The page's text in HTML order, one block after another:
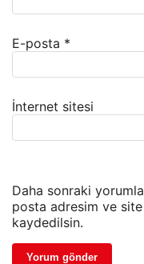
E-posta *
İnternet sitesi
Daha sonraki
posta adresim ve site
kaydedilsin.